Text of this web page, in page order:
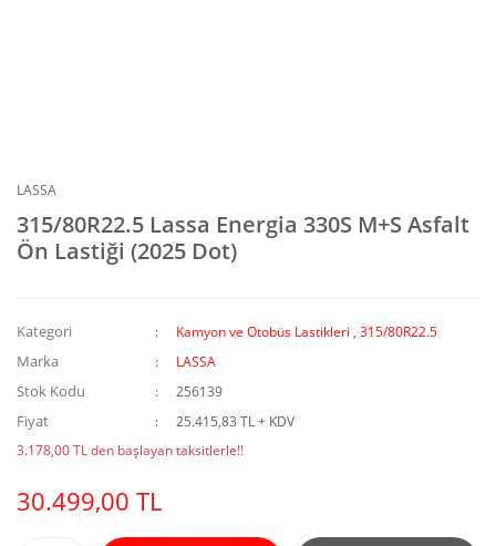
LASSA
315/80R22.5 Lassa Energia 330S M+S Asfalt
Ön Lastiği (2025 Dot)
Kategori Kamyon ve Otobüs Lastikleri ,315/80R22.5
Marka LASSA
Stok Kodu 256139
Fiyat
25.415,83 TL + KDV
3.178,00 TL den başlayan taksitlerle!!
30.499,00 TL